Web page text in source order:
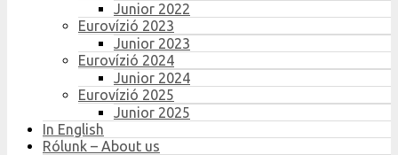
Junior 2022
Eurovízió 2023
Junior 2023
Eurovízió 2024
Junior 2024
Eurovízió 2025
Junior 2025
In English
Rólunk – About us